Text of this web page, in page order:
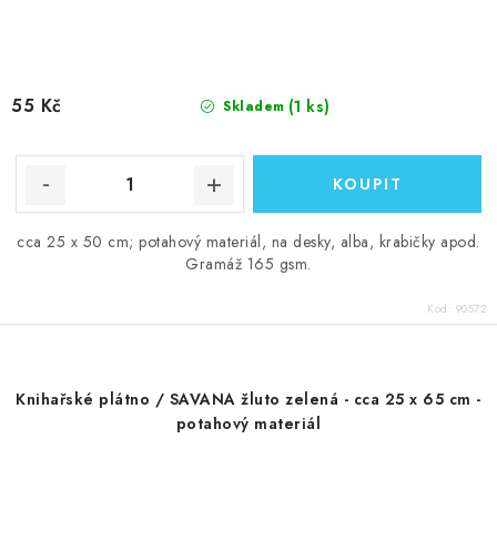
Skladem (1 ks)
55 Kč
cca 25 x 50 cm; potahový materiál, na desky, alba, krabičky apod.
Gramáž 165 gsm.
Kód: 90572
Knihařské plátno / SAVANA žluto zelená - cca 25 x 65 cm -
potahový materiál